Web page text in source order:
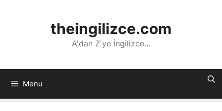
theingilizce.com
A'dan Z'ye İngilizce…
Menu